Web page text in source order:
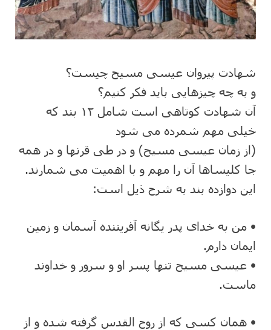
شهادت پیروان عیسی مسیح چیست؟
و به چه چیزهایی باید فکر کنیم؟
آن شهادت کوتاهی است شامل ١٢ بند که
خیلی مهم شمرده می شود
(از زمان عیسی مسیح) و در طی قرنها و در همه
جا کلیساها آن را مهم و با اهمیت می شمارند.
این دوازده بند به شرح ذیل است:
• من به خدای پدر یگانه آفریننده آسمان و زمین
ایمان دارم.
• عیسی مسیح تنها پسر او و سرور و خداوند
ماست.
• همان کسی که از روح القدس گرفته شده و از